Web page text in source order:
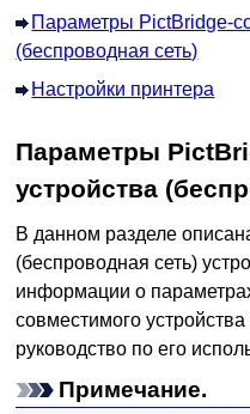
Параметры PictBridge-
(беспроводная сеть)
Настройки принтера
Параметры
устройства
В данном разделе
(беспроводная сеть)
информации о
совместимого
руководство по его
Примечание.